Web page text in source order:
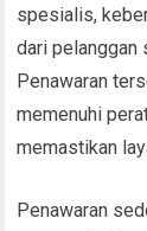
spesialis,
dari pelanggan
Penawaran
memenuhi
memastikan
Penawaran